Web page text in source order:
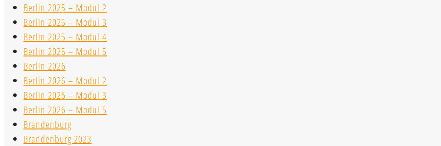
Berlin 2025 – Modul 2
Berlin 2025 – Modul 3
Berlin 2025 – Modul 4
Berlin 2025 – Modul 5
Berlin 2026
Berlin 2026 – Modul 2
Berlin 2026 – Modul 3
Berlin 2026 – Modul 5
Brandenburg
Brandenburg 2023